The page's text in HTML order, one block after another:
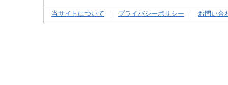
当サイトについて プライバシーポリシー お問い合